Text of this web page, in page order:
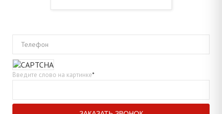
Телефон
Введите слово на картинке*